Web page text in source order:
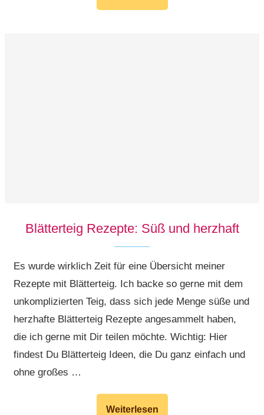
Blätterteig Rezepte: Süß und herzhaft
Es wurde wirklich Zeit für eine Übersicht meiner
Rezepte mit Blätterteig. Ich backe so gerne mit dem
unkomplizierten Teig, dass sich jede Menge süße und
herzhafte Blätterteig Rezepte angesammelt haben,
die ich gerne mit Dir teilen möchte. Wichtig: Hier
findest Du Blätterteig Ideen, die Du ganz einfach und
ohne großes …
Weiterlesen